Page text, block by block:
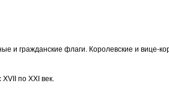
и гражданские флаги. Королевские и вице-
по XXI век.